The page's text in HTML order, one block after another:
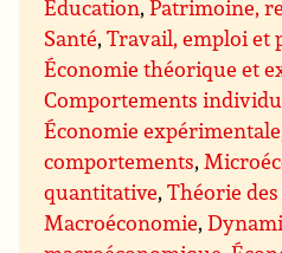
Éducation,Patrimoine,
Santé,Travail, emploi et
Économie théorique et
Comportements
Économie expérimentale
comportements,
quantitative,Théorie
Macroéconomie,